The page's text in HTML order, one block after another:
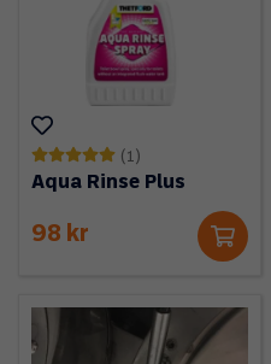
(1)
Aqua Rinse Plus
98 kr